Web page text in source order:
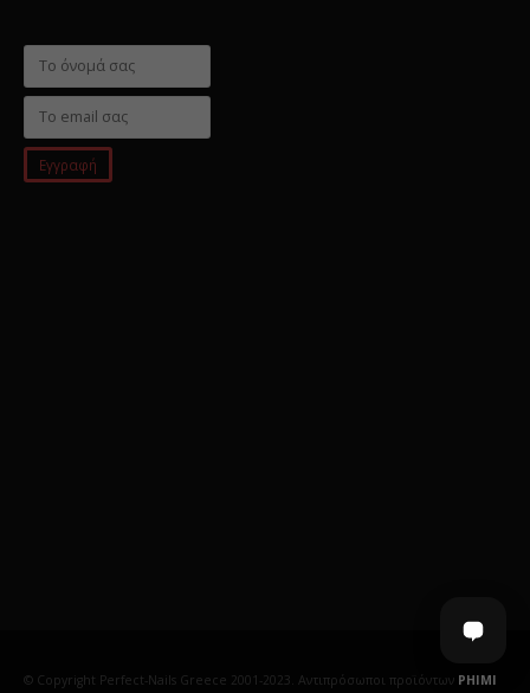
© Copyright Perfect-Nails Greece 2001-2023. Αντιπρόσωποι προϊόντων PHIMI